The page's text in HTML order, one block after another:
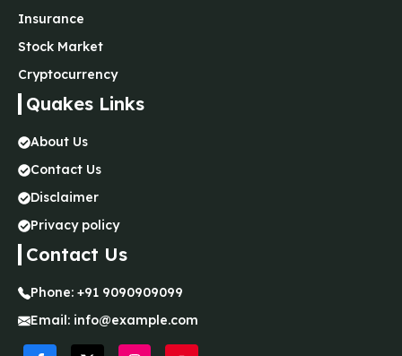
Insurance
Stock Market
Cryptocurrency
Quakes Links
About Us
Contact Us
Disclaimer
Privacy policy
Contact Us
Phone: +91 9090909099
Email: info@example.com